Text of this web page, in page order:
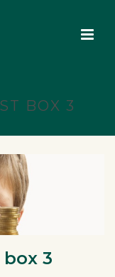
BOX 3
3